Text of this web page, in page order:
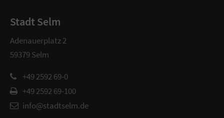
Stadt Selm
Adenauerplatz 2
59379 Selm
+49 2592 69-0
+49 2592 69-100
info@stadtselm.de